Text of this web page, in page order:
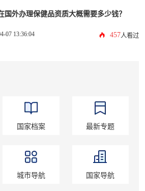
国外办理保健品资质大概需要多少钱？
07 13:36:04 457人看过
国家档案 最新专题
城市导航 国家导航